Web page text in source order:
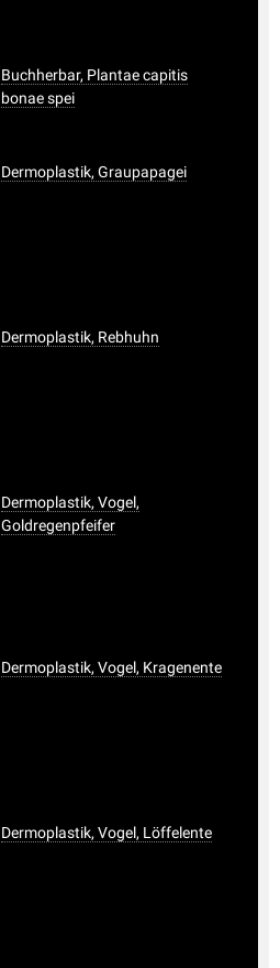
Buchherbar, Plantae capitis
bonae spei
Dermoplastik, Graupapagei
Dermoplastik, Rebhuhn
Dermoplastik, Vogel,
Goldregenpfeifer
Dermoplastik, Vogel, Kragenente
Dermoplastik, Vogel, Löffelente